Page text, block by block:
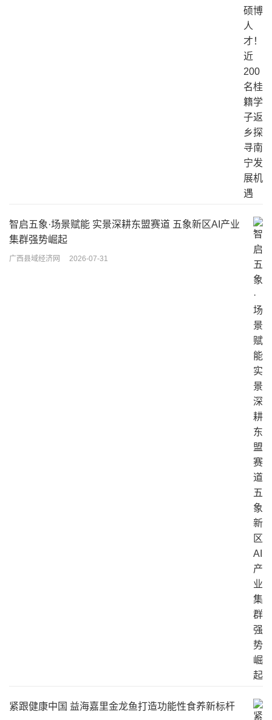
智启五象·场景赋能 实景深耕东盟赛道 五象新区AI产业
集群强势崛起
广西县域经济网 2026-07-31
紧跟健康中国 益海嘉里金龙鱼打造功能性食养新标杆